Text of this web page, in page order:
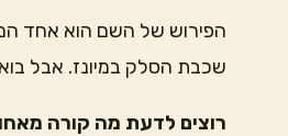
הפירוש של השם הוא אחד
שכבת הסלק במיונז. אבל
רוצים לדעת מה קורה